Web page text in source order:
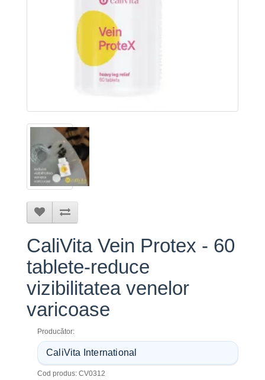
CaliVita Vein Protex - 60
tablete-reduce
vizibilitatea venelor
varicoase
Producător:
CaliVita International
Cod produs: CV0312